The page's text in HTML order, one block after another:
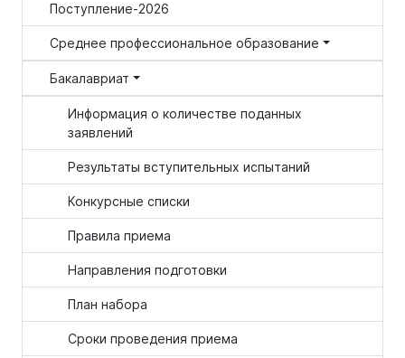
Поступление-2026
Среднее профессиональное образование
Бакалавриат
Информация о количестве поданных
заявлений
Результаты вступительных испытаний
Конкурсные списки
Правила приема
Направления подготовки
План набора
Сроки проведения приема